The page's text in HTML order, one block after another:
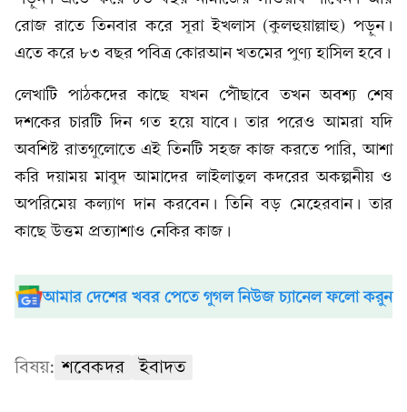
রোজ রাতে তিনবার করে সূরা ইখলাস (কুলহুয়াল্লাহু) পড়ুন।
এতে করে ৮৩ বছর পবিত্র কোরআন খতমের পুণ্য হাসিল হবে।
লেখাটি পাঠকদের কাছে যখন পৌঁছাবে তখন অবশ্য শেষ
দশকের চারটি দিন গত হয়ে যাবে। তার পরেও আমরা যদি
অবশিষ্ট রাতগুলোতে এই তিনটি সহজ কাজ করতে পারি, আশা
করি দয়াময় মাবুদ আমাদের লাইলাতুল কদরের অকল্পনীয় ও
অপরিমেয় কল্যাণ দান করবেন। তিনি বড় মেহেরবান। তার
কাছে উত্তম প্রত্যাশাও নেকির কাজ।
আমার দেশের খবর পেতে গুগল নিউজ চ্যানেল ফলো করুন
বিষয়: শবেকদর ইবাদত